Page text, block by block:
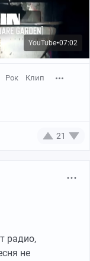
YouTube ●04:11
YouTube●07:02
Рок Клип
21
радио,
не